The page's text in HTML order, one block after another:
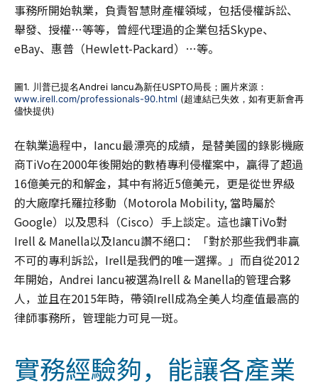
事務所開始執業，負責智慧財產權領域，包括侵權訴訟、
舉發、授權…等等，曾經代理過的企業包括Skype、
eBay、惠普（Hewlett-Packard）…等。
圖1. 川普已提名Andrei Iancu為新任USPTO局長；圖片來源：
www.irell.com/professionals-90.html (超連結已失效，如有更新會再
儘快提供)
在執業過程中，Iancu最漂亮的成績，是替美國的錄影機廠
商TiVo在2000年後開始的數樁專利侵權案中，贏得了超過
16億美元的和解金，其中有將近5億美元，更是從世界級
的大廠摩托羅拉移動（Motorola Mobility, 當時屬於
Google）以及思科（Cisco）手上談定。這也讓TiVo對
Irell & Manella以及Iancu讚不絕口：「對於那些我們非贏
不可的專利訴訟，Irell是我們的唯一選擇。」而自從2012
年開始，Andrei Iancu被選為Irell & Manella的管理合夥
人，並且在2015年時，帶領Irell成為全美人均產值最高的
律師事務所，管理能力可見一斑。
實務經驗夠，能讓各產業